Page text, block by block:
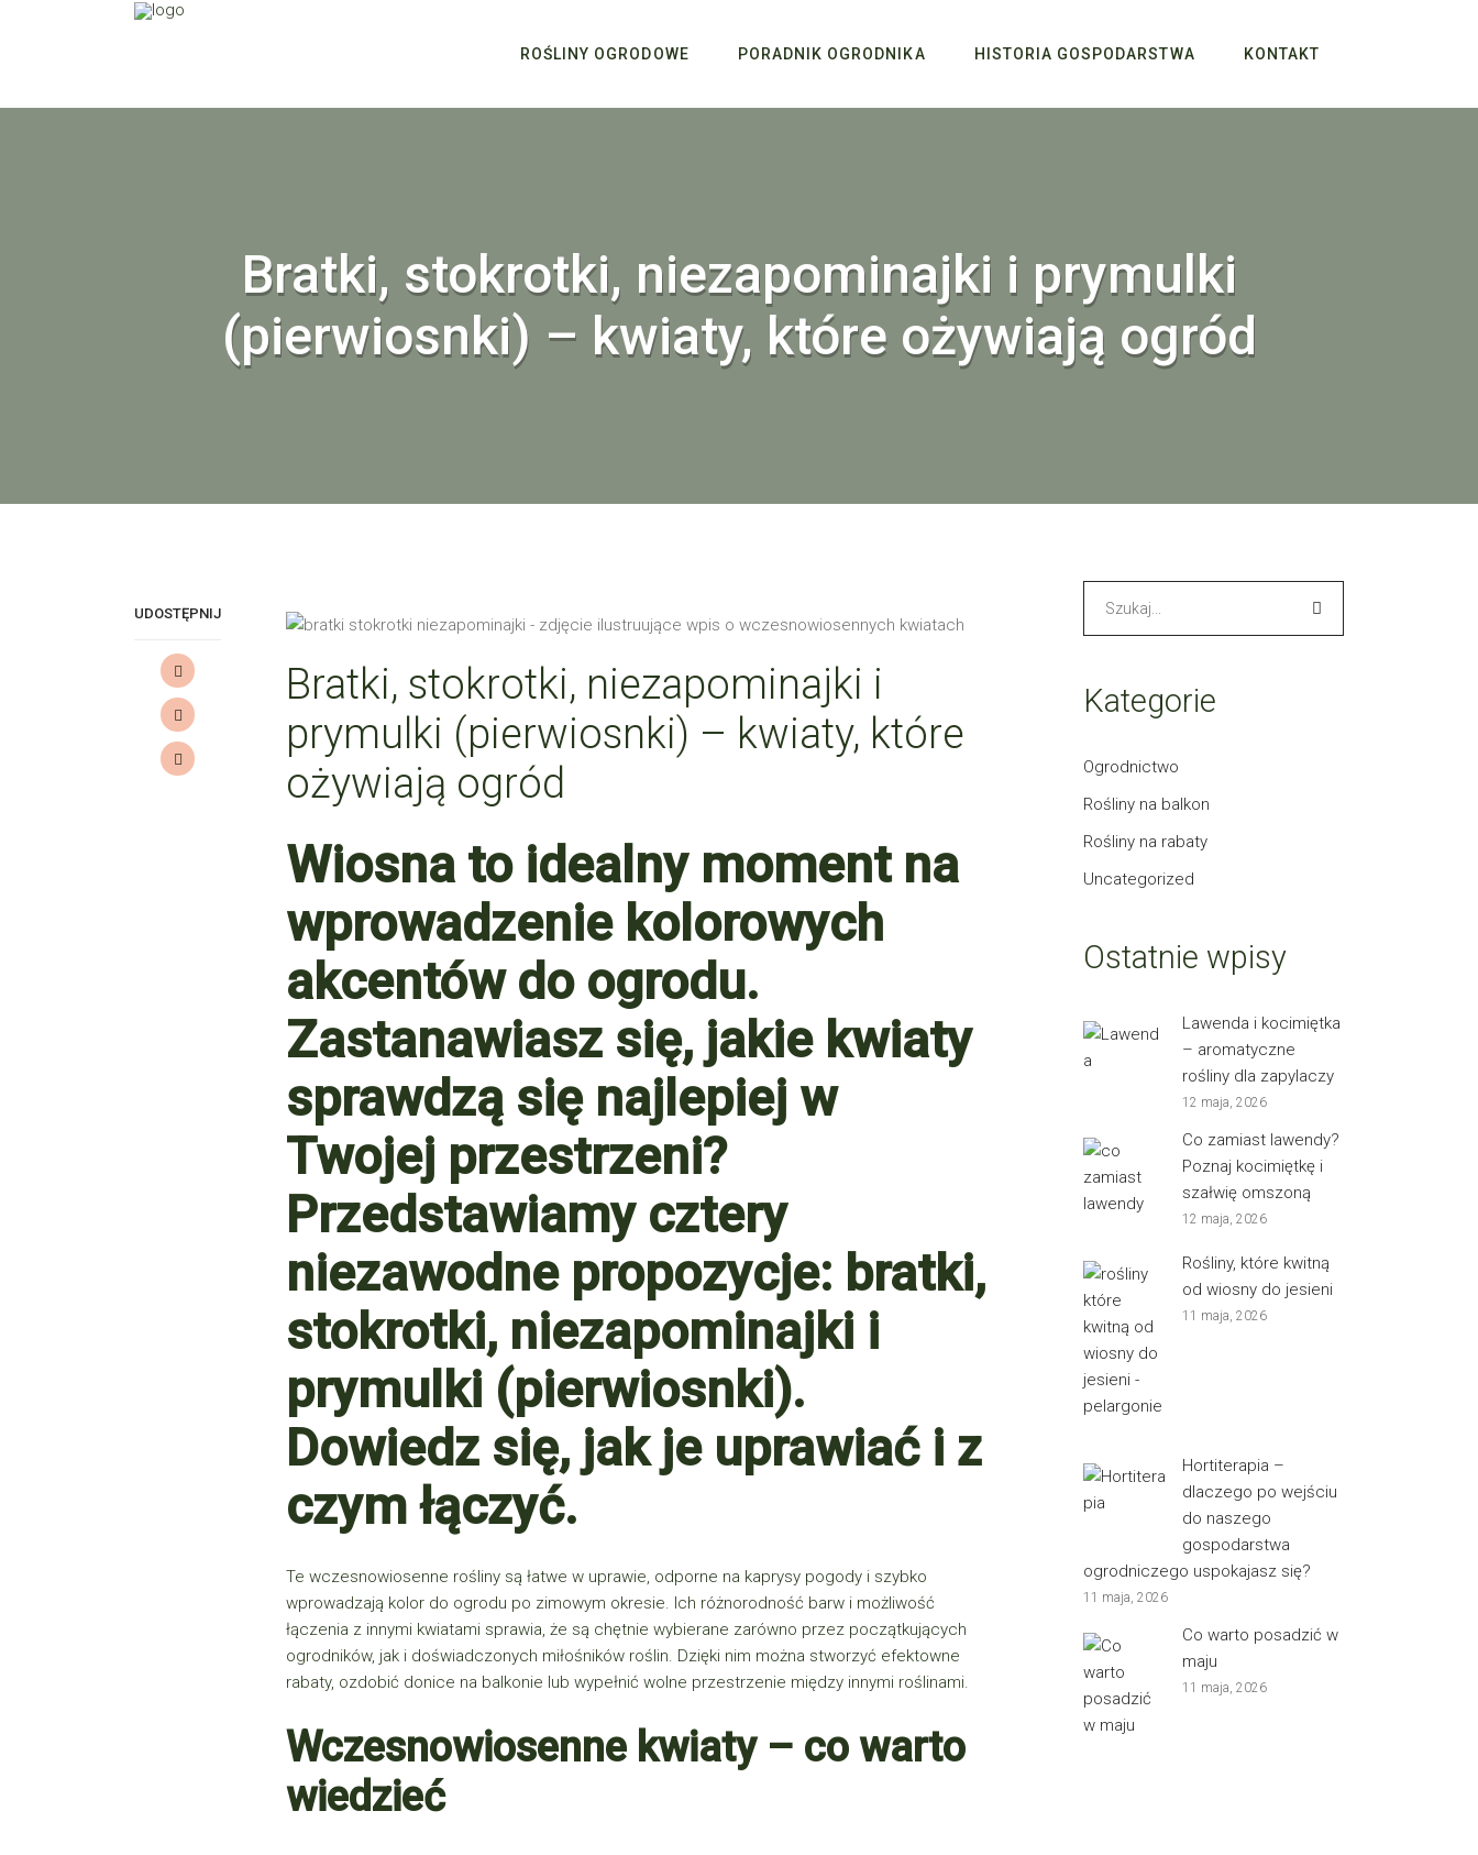
ROŚLINY OGRODOWE PORADNIK OGRODNIKA HISTORIA GOSPODARSTWA KONTAKT
Bratki, stokrotki, niezapominajki i prymulki
(pierwiosnki) – kwiaty, które ożywiają ogród
Bratki, stokrotki, niezapominajki i
prymulki (pierwiosnki) – kwiaty, które
ożywiają ogród
Wiosna to idealny moment na
wprowadzenie kolorowych
akcentów do ogrodu.
Zastanawiasz się, jakie kwiaty
sprawdzą się najlepiej w
Twojej przestrzeni?
Przedstawiamy cztery
niezawodne propozycje: bratki,
stokrotki, niezapominajki i
prymulki (pierwiosnki).
Dowiedz się, jak je uprawiać i z
czym łączyć.
Te wczesnowiosenne rośliny są łatwe w uprawie, odporne na kaprysy pogody i szybko
wprowadzają kolor do ogrodu po zimowym okresie. Ich różnorodność barw i możliwość
łączenia z innymi kwiatami sprawia, że są chętnie wybierane zarówno przez początkujących
ogrodników, jak i doświadczonych miłośników roślin. Dzięki nim można stworzyć efektowne
rabaty, ozdobić donice na balkonie lub wypełnić wolne przestrzenie między innymi roślinami.
Wczesnowiosenne kwiaty – co warto
wiedzieć
Kategorie
Ogrodnictwo
Rośliny na balkon
Rośliny na rabaty
Uncategorized
Ostatnie wpisy
Lawenda i kocimiętka
– aromatyczne
rośliny dla zapylaczy
12 maja, 2026
Co zamiast lawendy?
Poznaj kocimiętkę i
szałwię omszoną
12 maja, 2026
Rośliny, które kwitną
od wiosny do jesieni
11 maja, 2026
Hortiterapia –
dlaczego po wejściu
do naszego
gospodarstwa
ogrodniczego uspokajasz się?
11 maja, 2026
Co warto posadzić w
maju
11 maja, 2026